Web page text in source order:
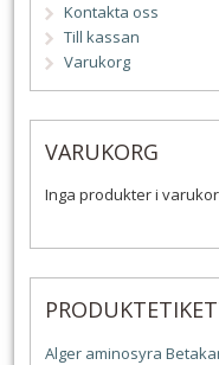
Kontakta oss
Till kassan
Varukorg
VARUKORG
Inga produkter i
Alger aminosyra